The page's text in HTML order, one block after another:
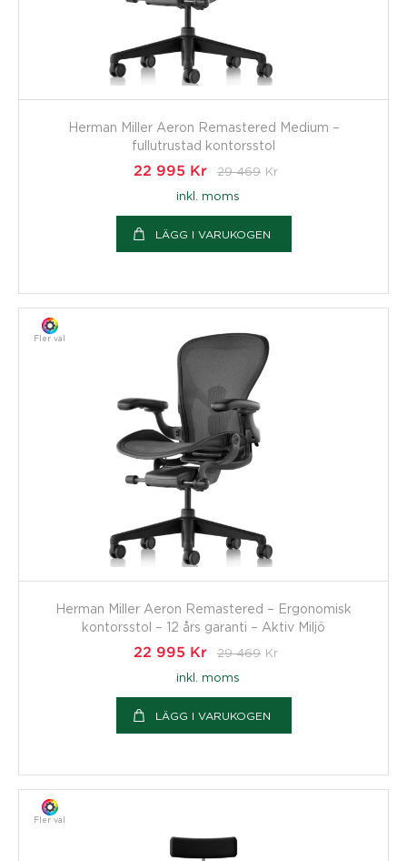
Herman Miller Aeron Remastered Medium –
fullutrustad kontorsstol
22 995 Kr 29 469 Kr
inkl. moms
LÄGG I VARUKOGEN
Fler val
Herman Miller Aeron Remastered – Ergonomisk
kontorsstol – 12 års garanti – Aktiv Miljö
22 995 Kr 29 469 Kr
inkl. moms
LÄGG I VARUKOGEN
Fler val